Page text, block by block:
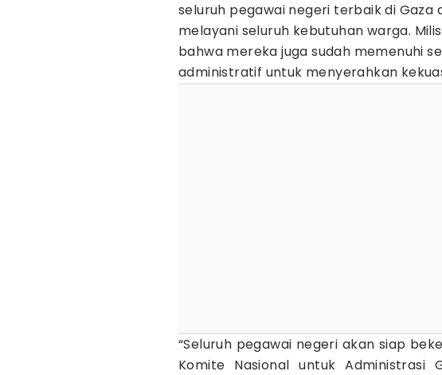
seluruh pegawai negeri terbaik di
melayani seluruh kebutuhan warga.
bahwa mereka juga sudah memenuhi
administratif untuk menyerahkan
“Seluruh pegawai negeri akan siap
Komite Nasional untuk Administrasi